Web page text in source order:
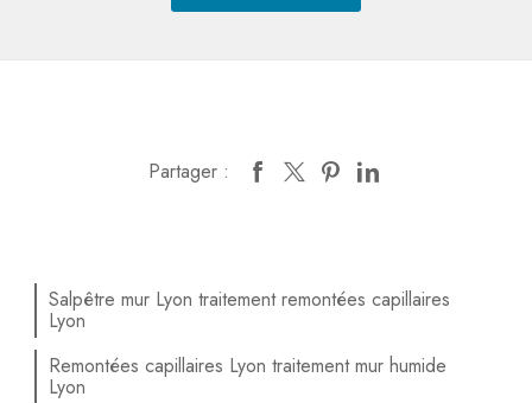
Partager :
Salpêtre mur Lyon traitement remontées capillaires
Lyon
Remontées capillaires Lyon traitement mur humide
Lyon